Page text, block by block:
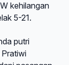
kehilangan
5-21.
putri